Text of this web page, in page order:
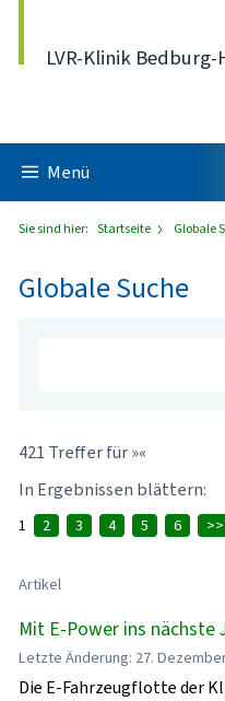
LVR-Klinik Bedburg-
Menü
Sie sind hier: Startseite Globale
Globale Suche
421 Treffer für »«
In Ergebnissen blättern:
1 2 3 4 5 6 >>
Artikel
Mit E-Power ins nächste
Letzte Änderung: 27.
Die E-Fahrzeugflotte der